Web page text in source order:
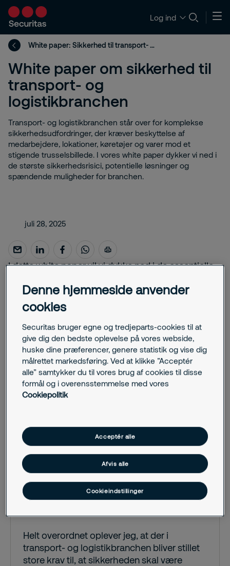
Log ind
White paper: Sikkerhed til transport- og logistikbranchen
White paper om sikkerhed til
transport- og
logistikbranchen
Transport- og logistikbranchen står over for komplekse
sikkerhedsudfordringer, der kræver beskyttelse af
medarbejdere, lokationer, køretøjer og varer mod et
stigende trusselsbillede. I vores white paper dykker vi ned i
de største sikkerhedsrisici, potentielle løsninger og
spændende muligheder for branchen.
I dette white paper vil vi dykke ned i de essentielle
logistiksektoren. Vi vil udforske de grundlæggende
udfordringer, som branchen står overfor baseret på
sikkerhedskonsulenter over hele verden.
Vi ser også på dokumentationskrav, effekten af
NIS2- og CER-direktiverne, risikoen for dieseltyveri
og ikke mindst sikring af hele værdikæden.
juli 28, 2025
Mød eksperterne
Helt overordnet oplever jeg, at der i
transport- og logistikbranchen bliver stillet
store krav til, at sikkerheden skal være
Denne hjemmeside anvender
cookies
Securitas bruger egne og tredjeparts-cookies til at
give dig den bedste oplevelse på vores webside,
huske dine præferencer, genere statistik og vise dig
målrettet markedsføring. Ved at klikke ”Acceptér
alle” samtykker du til vores brug af cookies til disse
formål og i overensstemmelse med vores
Cookiepolitik
Cookieindstillinger
Afvis alle
Acceptér alle